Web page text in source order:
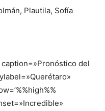
, Plautila, Sofía
del